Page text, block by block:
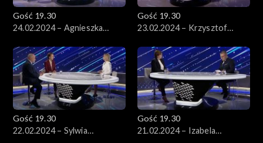
Gość 19.30
24.02.2024 – Agnieszka
Wacławik
Gość 19.30
23.02.2024 – Krzysztof
Gość 19.30
22.02.2024 – Sylwia
Gość 19.30
21.02.2024 – Izabela